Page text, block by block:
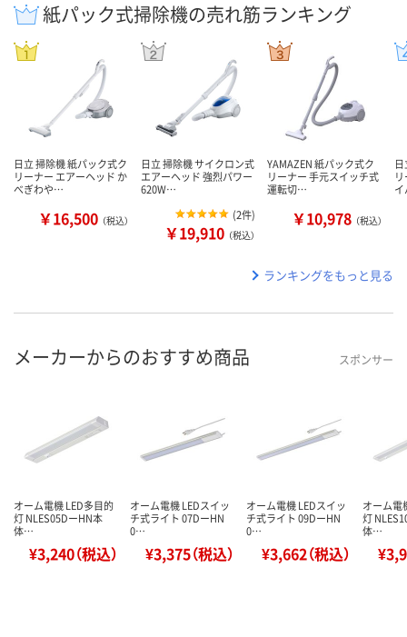
紙パック式掃除機の売れ筋ランキング
日立 掃除機 紙パック式ク
リーナー エアーヘッド か
べぎわや…
￥16,500 （税込）
日立 掃除機 サイクロン式
エアーヘッド 強烈パワー
620W…
(2件)
￥19,910 （税込）
YAMAZEN 紙パック式ク
リーナー 手元スイッチ式
運転切…
￥10,978 （税込）
ランキングをもっと見る
メーカーからのおすすめ商品 スポンサー
オーム電機 LED多目的
灯 NLES05DーHN本
体…
¥3,240（税込）
オーム電機 LEDスイッ
チ式ライト 07DーHN
0…
¥3,375（税込）
オーム電機 LEDスイッ
チ式ライト 09DーHN
0…
¥3,662（税込）
オーム電
灯
体…